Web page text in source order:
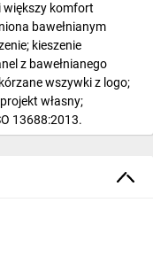
większy komfort
bawełnianym
kieszenie
z bawełnianego
wszywki z logo;
własny;
13688:2013.